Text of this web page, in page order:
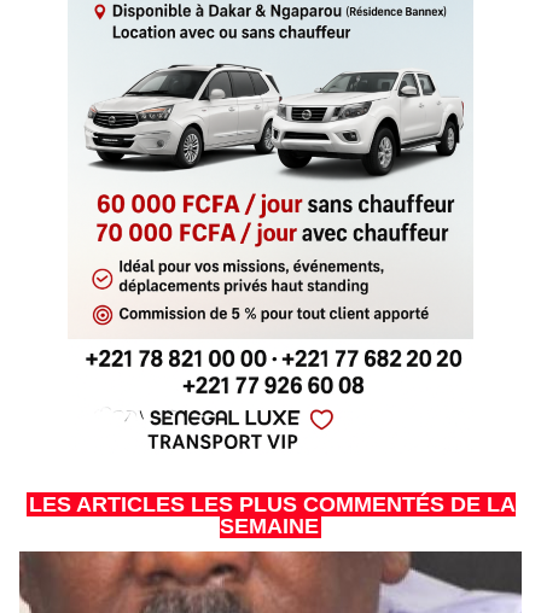
LES ARTICLES LES PLUS COMMENTÉS DE LA
SEMAINE